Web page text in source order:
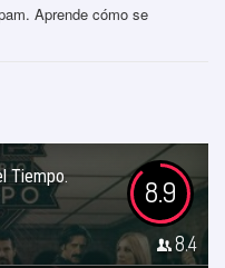
Aprende cómo se
Tiempo.
8.9
8.4